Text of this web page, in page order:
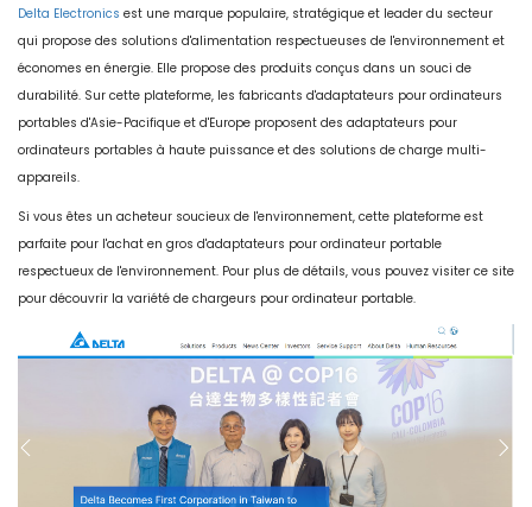
Delta Electronics est une marque populaire, stratégique et leader du secteur
qui propose des solutions d'alimentation respectueuses de l'environnement et
économes en énergie. Elle propose des produits conçus dans un souci de
durabilité. Sur cette plateforme, les fabricants d'adaptateurs pour ordinateurs
portables d'Asie-Pacifique et d'Europe proposent des adaptateurs pour
ordinateurs portables à haute puissance et des solutions de charge multi-
appareils.
Si vous êtes un acheteur soucieux de l'environnement, cette plateforme est
parfaite pour l'achat en gros d'adaptateurs pour ordinateur portable
respectueux de l'environnement. Pour plus de détails, vous pouvez visiter ce site
pour découvrir la variété de chargeurs pour ordinateur portable.